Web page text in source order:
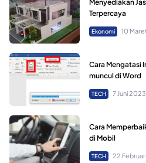
Menyediakan
Terpercaya
Ekonomi 10
Cara Mengatasi
muncul di Word
TECH 7 Juni 2023
Cara
di Mobil
TECH 22